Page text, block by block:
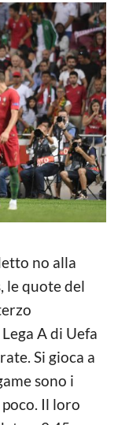
no alla
le quote del
A di Uefa
Si gioca a
sono i
Il loro